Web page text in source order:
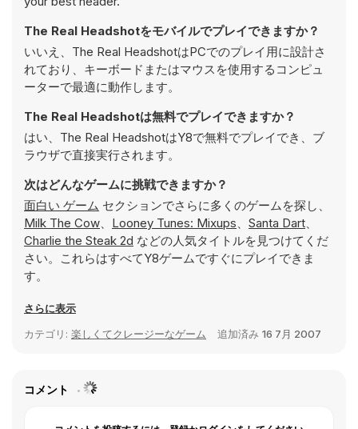
The Real Headshotをモバイルでプレイできますか？
いいえ、The Real HeadshotはPCでのプレイ用に設計さ
れており、キーボードまたはマウスを使用するコンピュ
ーターで最適に動作します。
The Real Headshotは無料でプレイできますか？
はい、The Real HeadshotはY8で無料でプレイでき、ブ
ラウザで直接実行されます。
次はどんなゲームに挑戦できますか？
面白い ゲーム セクションでさらに多くのゲームを探し、
Milk The Cow、 Looney Tunes: Mixups、 Santa Dart、
Charlie the Steak 2d などの人気タイトルを見つけてくだ
さい。これらはすべてY8ゲームですぐにプレイできま
す。
さらに表示
カテゴリ: 楽しくてクレージーなゲーム 追加済み 16 7月 2007
コメント